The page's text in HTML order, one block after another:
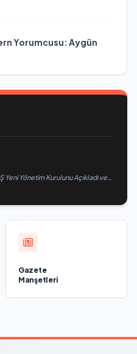
Yorumcusu: Aygün
Yeni Yönetim Kurulunu Açıkladı ve
Gazete
Manşetleri